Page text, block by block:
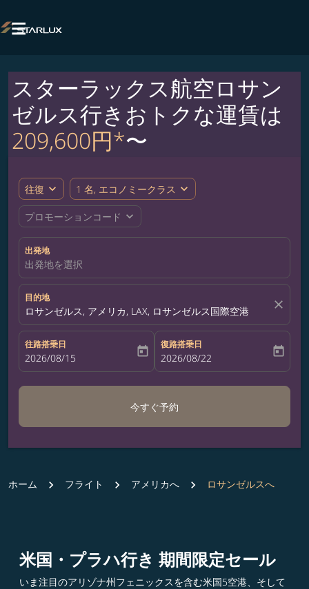

スターラックス航空ロサン
ゼルス行きおトクな運賃は
209,600円*〜
往復 expand_more 1 名, エコノミークラス expand_more
プロモーションコード expand_more
出発地
出発地を選択
目的地
ロサンゼルス, アメリカ, LAX, ロサンゼルス国際空港 close
往路搭乗日
fc-booking-departure-date-aria-label
2026/08/15 today
復路搭乗日
fc-booking-return-date-aria-label
2026/08/22 today
今すぐ予約
ホーム フライト アメリカへ ロサンゼルスへ
米国・プラハ行き 期間限定セール
いま注目のアリゾナ州フェニックスを含む米国5空港、そして